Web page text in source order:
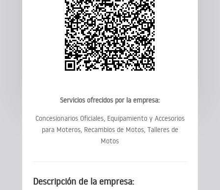
Servicios ofrecidos por la empresa:
Concesionarios Oficiales, Equipamiento y Accesorios
para Moteros, Recambios de Motos, Talleres de
Motos
Descripción de la empresa: